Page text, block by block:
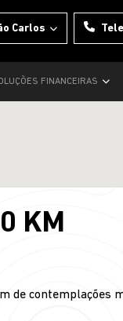
Carlos
FINANCEIRAS
KM
de contemplações